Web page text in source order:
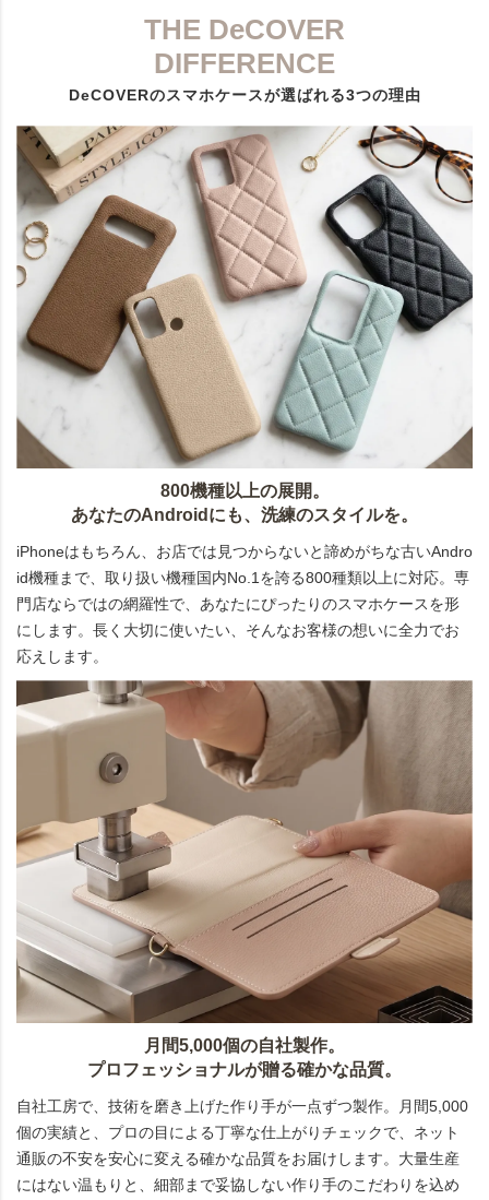
THE DeCOVER
DIFFERENCE
DeCOVERのスマホケースが選ばれる3つの理由
800機種以上の展開。
あなたのAndroidにも、洗練のスタイルを。
iPhoneはもちろん、お店では見つからないと諦めがちな古いAndro
id機種まで、取り扱い機種国内No.1を誇る800種類以上に対応。専
門店ならではの網羅性で、あなたにぴったりのスマホケースを形
にします。長く大切に使いたい、そんなお客様の想いに全力でお
応えします。
月間5,000個の自社製作。
プロフェッショナルが贈る確かな品質。
自社工房で、技術を磨き上げた作り手が一点ずつ製作。月間5,000
個の実績と、プロの目による丁寧な仕上がりチェックで、ネット
通販の不安を安心に変える確かな品質をお届けします。大量生産
にはない温もりと、細部まで妥協しない作り手のこだわりを込め